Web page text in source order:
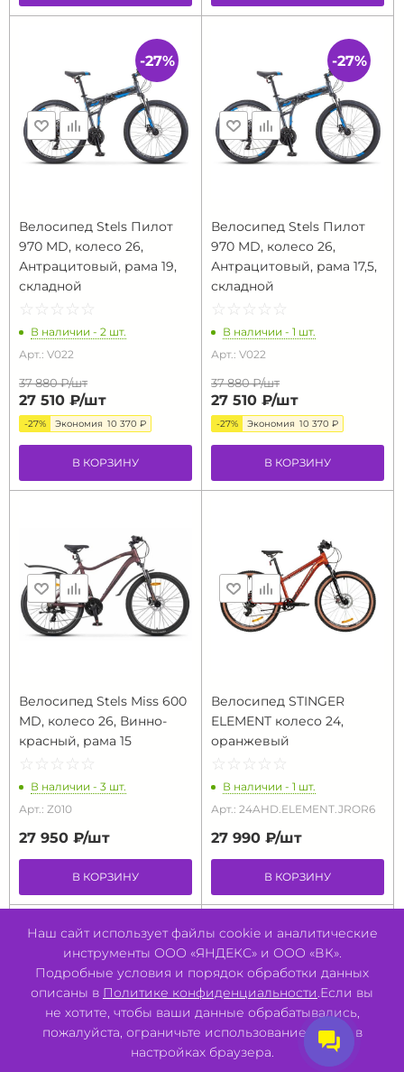
Велосипед Stels Пилот
970 MD, колесо 26,
Антрацитовый, рама 19,
складной
☆ ☆ ☆ ☆ ☆
★ ★ ★ ★ ★
В наличии - 2 шт.
Арт.: V022
37 880 ₽/шт
27 510 ₽/шт
-27% Экономия 10 370 ₽
В КОРЗИНУ
-27%
Велосипед Stels Пилот
970 MD, колесо 26,
Антрацитовый, рама 17,5,
складной
☆ ☆ ☆ ☆ ☆
★ ★ ★ ★ ★
В наличии - 1 шт.
Арт.: V022
37 880 ₽/шт
27 510 ₽/шт
-27% Экономия 10 370 ₽
В КОРЗИНУ
-27%
Велосипед Stels Miss 600
MD, колесо 26, Винно-
красный, рама 15
☆ ☆ ☆ ☆ ☆
★ ★ ★ ★ ★
В наличии - 3 шт.
Арт.: Z010
27 950 ₽/шт
В КОРЗИНУ
Велосипед STINGER
ELEMENT колесо 24,
оранжевый
☆ ☆ ☆ ☆ ☆
★ ★ ★ ★ ★
В наличии - 1 шт.
Арт.: 24AHD.ELEMENT.JROR6
27 990 ₽/шт
В КОРЗИНУ
Наш сайт использует файлы cookie и аналитические
инструменты ООО «ЯНДЕКС» и ООО «ВК».
Подробные условия и порядок обработки данных
описаны в Политике конфиденциальности.Если вы
не хотите, чтобы ваши данные обрабатывались,
пожалуйста, ограничьте использование cookie в
настройках браузера.